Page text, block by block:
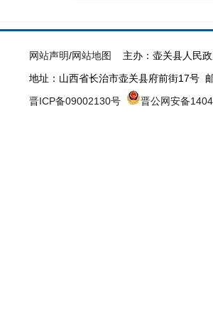
网站声明/网站地图
主办：壶关县人民
地址：山西省长治市壶关县府前街17号
晋ICP备09002130号
晋公网安备